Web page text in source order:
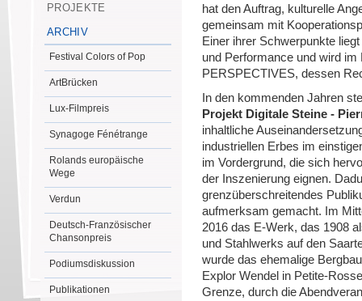
PROJEKTE
ARCHIV
Festival Colors of Pop
ArtBrücken
Lux-Filmpreis
Synagoge Fénétrange
Rolands europäische
Wege
Verdun
Deutsch-Französischer
Chansonpreis
Podiumsdiskussion
Publikationen
hat den Auftrag, kulturelle
gemeinsam mit
Einer ihrer Schwerpunkte
und Performance und wird
PERSPECTIVES, dessen
In den kommenden Jahren
Projekt Digitale Steine -
inhaltliche
industriellen Erbes im
im Vordergrund, die sich
der Inszenierung eignen.
grenzüberschreitendes
aufmerksam gemacht. Im
2016 das E-Werk, das 1908
und Stahlwerks auf den
wurde das ehemalige
Explor Wendel in Petite-
Grenze, durch die